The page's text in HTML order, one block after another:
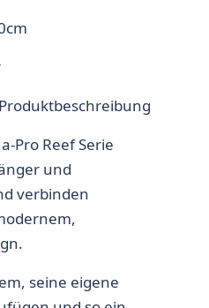
Pro Reef Serie
und
verbinden
seine eigene